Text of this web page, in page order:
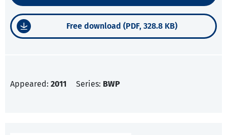
Free download (PDF, 328.8 KB)
Appeared: 2011 Series: BWP